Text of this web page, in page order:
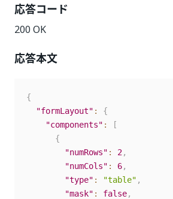
応答コード
200 OK
応答本文
{
"formLayout" :
{
"components" :
[
{
"numRows" : 2,
"numCols" : 6,
"type" : "table" ,
"mask" : false,